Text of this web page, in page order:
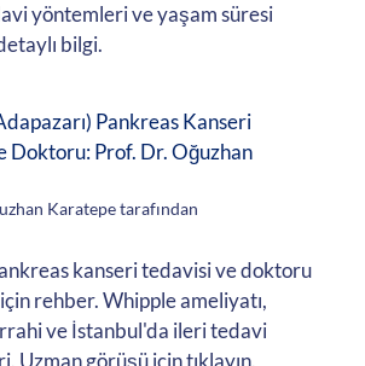
yöntemleri ve yaşam süresi
bilgi.
Pankreas Kanseri
Doktoru: Prof. Dr. Oğuzhan
Karatepe tarafından
kanseri tedavisi ve doktoru
rehber. Whipple ameliyatı,
ve İstanbul'da ileri tedavi
Uzman görüşü için tıklayın.